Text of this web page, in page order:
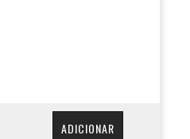
ADICIONAR